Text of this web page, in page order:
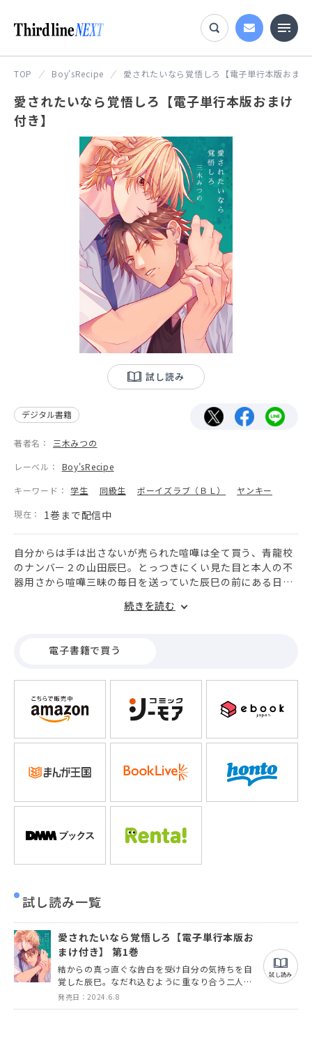
TOP Boy'sRecipe 愛されたいなら覚悟しろ【電子単行本版おまけ
愛されたいなら覚悟しろ【電子単行本版おまけ
付き】
試し読み
デジタル書籍
著者名：
三木みつの
レーベル：
Boy'sRecipe
キーワード：
学生 同級生 ボーイズラブ（ＢＬ）
ヤンキー
現在：
1巻まで配信中
自分からは手は出さないが売られた喧嘩は全て買う、青龍校
のナンバー２の山田辰巳。とっつきにくい見た目と本人の不
器用さから喧嘩三昧の毎日を送っていた辰巳の前にある日捨
に傘を貸した翌日から何故か執拗に結に付き纏われる辰巳。
※本作品は、『愛されたいなら覚悟しろ１～６』を電子単行
ろし漫画 収録
続きを読む
電子書籍で買う
試し読み一覧
愛されたいなら覚悟しろ【電子単行本版お
まけ付き】 第1巻
結からの真っ直ぐな告白を受け自分の気持ちを自
覚した辰巳。なだれ込むように重なり合う二人に
ある問題が勃発し…？
発売日：2024.6.8
試し読み